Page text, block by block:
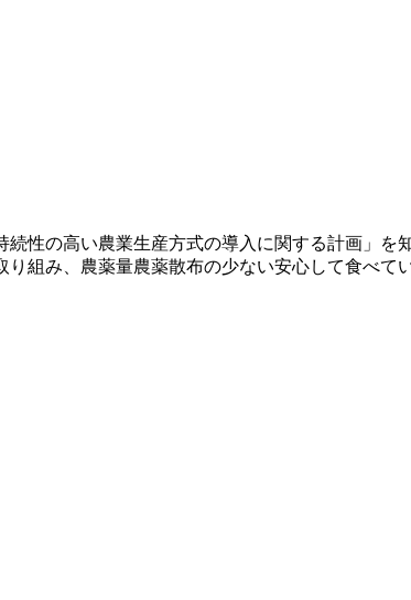
性の高い農業生産方式の導入に関する計画」
組み、農薬量農薬散布の少ない安心して食べて